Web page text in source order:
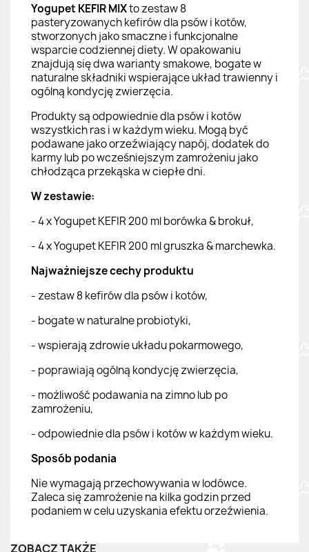
Yogupet KEFIR MIXto zestaw 8
pasteryzowanych kefirów dla psów i kotów,
stworzonych jako smaczne i funkcjonalne
wsparcie codziennej diety. W opakowaniu
znajdują się dwa warianty smakowe, bogate w
naturalne składniki wspierające układ trawienny i
ogólną kondycję zwierzęcia.
Produkty są odpowiednie dla psów i kotów
wszystkich ras i w każdym wieku. Mogą być
podawane jako orzeźwiający napój, dodatek do
karmy lub po wcześniejszym zamrożeniu jako
chłodząca przekąska w ciepłe dni.
W zestawie:
- 4 x Yogupet KEFIR 200 ml borówka & brokuł,
- 4 x Yogupet KEFIR 200 ml gruszka & marchewka.
Najważniejsze cechy produktu
- zestaw 8 kefirów dla psów i kotów,
- bogate w naturalne probiotyki,
- wspierają zdrowie układu pokarmowego,
- poprawiają ogólną kondycję zwierzęcia,
- możliwość podawania na zimno lub po
zamrożeniu,
- odpowiednie dla psów i kotów w każdym wieku.
Sposób podania
Nie wymagają przechowywania w lodówce.
Zaleca się zamrożenie na kilka godzin przed
podaniem w celu uzyskania efektu orzeźwienia.
ZOBACZ TAKŻE